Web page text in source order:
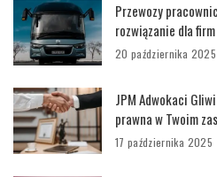
Przewozy
rozwiązanie dla firm
20 października 2025
JPM Adwokaci
prawna w Twoim
17 października 2025